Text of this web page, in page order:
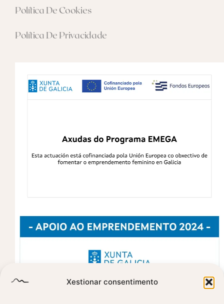
Xestionar consentimento
Política De Cookies
Política De Privacidade